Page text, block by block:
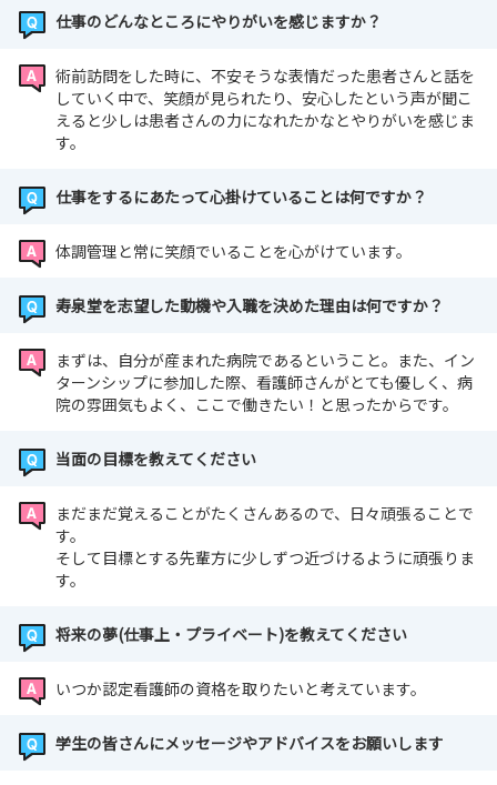
仕事のどんなところにやりがいを感じますか？
術前訪問をした時に、不安そうな表情だった患者さんと話を
していく中で、笑顔が見られたり、安心したという声が聞こ
えると少しは患者さんの力になれたかなとやりがいを感じま
す。
仕事をするにあたって心掛けていることは何ですか？
体調管理と常に笑顔でいることを心がけています。
寿泉堂を志望した動機や入職を決めた理由は何ですか？
まずは、自分が産まれた病院であるということ。また、イン
ターンシップに参加した際、看護師さんがとても優しく、病
院の雰囲気もよく、ここで働きたい！と思ったからです。
当面の目標を教えてください
まだまだ覚えることがたくさんあるので、日々頑張ることで
す。
そして目標とする先輩方に少しずつ近づけるように頑張りま
す。
将来の夢(仕事上・プライベート)を教えてください
いつか認定看護師の資格を取りたいと考えています。
学生の皆さんにメッセージやアドバイスをお願いします